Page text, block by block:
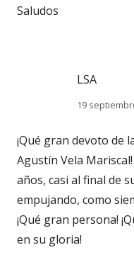
Saludos
LSA
19
¡Qué gran devoto de
Agustín Vela
años, casi al final de
empujando, como
¡Qué gran persona!
en su gloria!